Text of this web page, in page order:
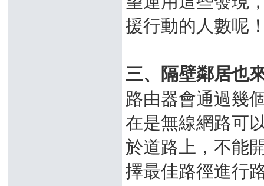
援行動的人數呢
三、隔壁鄰居也
路由器會通過幾
在是無線網路可
於道路上，不能
擇最佳路徑進行